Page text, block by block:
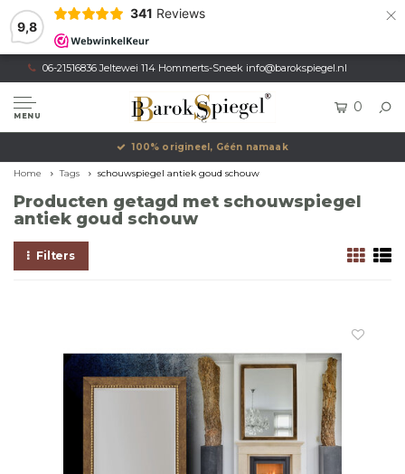
9,8
341 Reviews ×
06-21516836 Jeltewei 114 Hommerts-Sneek info@barokspiegel.nl
MENU
0
100% origineel, Géén namaak
Home Tags schouwspiegel antiek goud schouw
Producten getagd met schouwspiegel
antiek goud schouw
Filters